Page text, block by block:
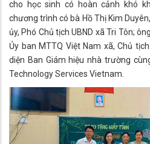
cho học sinh có hoàn cảnh khó
chương trình có bà Hồ Thị Kim
ủy, Phó Chủ tịch UBND xã Tri Tôn;
Ủy ban MTTQ Việt Nam xã, Chủ
diện Ban Giám hiệu nhà trường
Technology Services Vietnam.